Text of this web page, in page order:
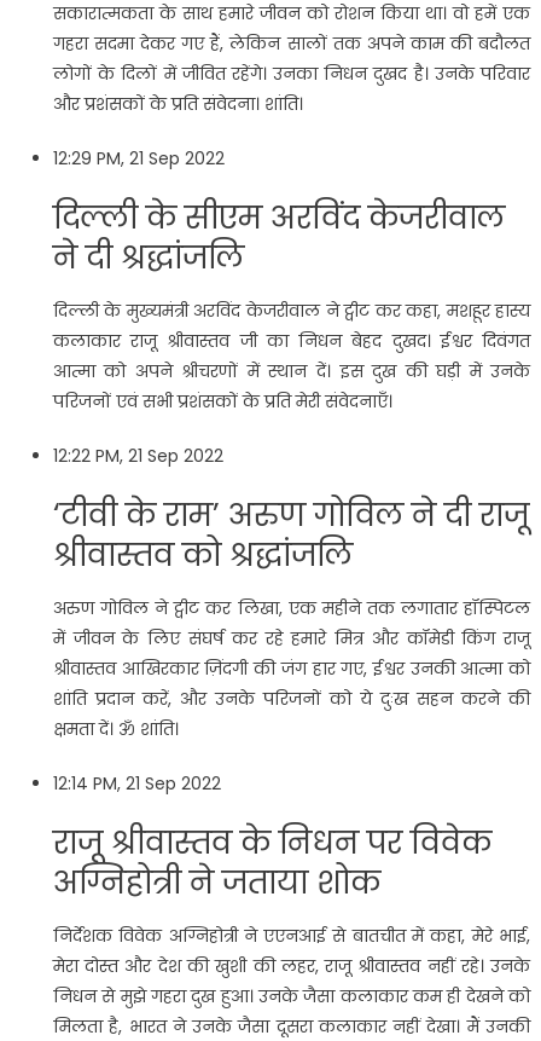
सकारात्मकता के साथ हमारे जीवन को रोशन किया था। वो हमें एक
गहरा सदमा देकर गए हैं, लेकिन सालों तक अपने काम की बदौलत
लोगों के दिलों में जीवित रहेंगे। उनका निधन दुखद है। उनके परिवार
और प्रशंसकों के प्रति संवेदना। शांति।
12:29 PM, 21 Sep 2022
दिल्ली के सीएम अरविंद केजरीवाल
ने दी श्रद्धांजलि
दिल्ली के मुख्यमंत्री अरविंद केजरीवाल ने ट्वीट कर कहा, मशहूर हास्य
कलाकार राजू श्रीवास्तव जी का निधन बेहद दुखद। ईश्वर दिवंगत
आत्मा को अपने श्रीचरणों में स्थान दें। इस दुख की घड़ी में उनके
परिजनों एवं सभी प्रशंसकों के प्रति मेरी संवेदनाएँ।
12:22 PM, 21 Sep 2022
‘टीवी के राम’ अरुण गोविल ने दी राजू
श्रीवास्तव को श्रद्धांजलि
अरुण गोविल ने ट्वीट कर लिखा, एक महीने तक लगातार हॉस्पिटल
में जीवन के लिए संघर्ष कर रहे हमारे मित्र और कॉमेडी किंग राजू
श्रीवास्तव आखिरकार ज़िंदगी की जंग हार गए, ईश्वर उनकी आत्मा को
शांति प्रदान करें, और उनके परिजनों को ये दुःख सहन करने की
क्षमता दें। ॐ शांति।
12:14 PM, 21 Sep 2022
राजू श्रीवास्तव के निधन पर विवेक
अग्निहोत्री ने जताया शोक
निर्देशक विवेक अग्निहोत्री ने एएनआई से बातचीत में कहा, मेरे भाई,
मेरा दोस्त और देश की खुशी की लहर, राजू श्रीवास्तव नहीं रहे। उनके
निधन से मुझे गहरा दुख हुआ। उनके जैसा कलाकार कम ही देखने को
मिलता है, भारत ने उनके जैसा दूसरा कलाकार नहीं देखा। मैं उनकी